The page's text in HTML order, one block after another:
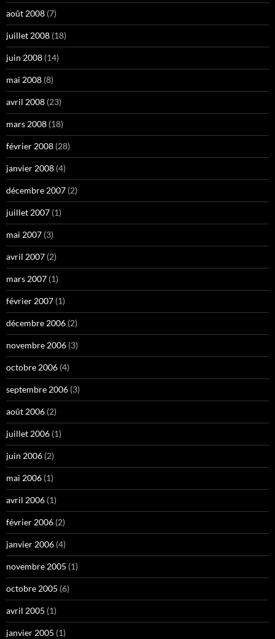
août 2008 (7)
juillet 2008 (18)
juin 2008 (14)
mai 2008 (8)
avril 2008 (23)
mars 2008 (18)
février 2008 (28)
janvier 2008 (4)
décembre 2007 (2)
juillet 2007 (1)
mai 2007 (3)
avril 2007 (2)
mars 2007 (1)
février 2007 (1)
décembre 2006 (2)
novembre 2006 (3)
octobre 2006 (4)
septembre 2006 (3)
août 2006 (2)
juillet 2006 (1)
juin 2006 (2)
mai 2006 (1)
avril 2006 (1)
février 2006 (2)
janvier 2006 (4)
novembre 2005 (1)
octobre 2005 (6)
avril 2005 (1)
janvier 2005 (1)